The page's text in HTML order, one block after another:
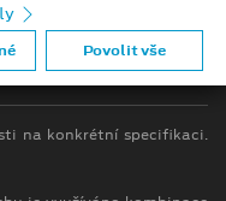
zákazníků
na konkrétní specifikaci.
Povolit vše